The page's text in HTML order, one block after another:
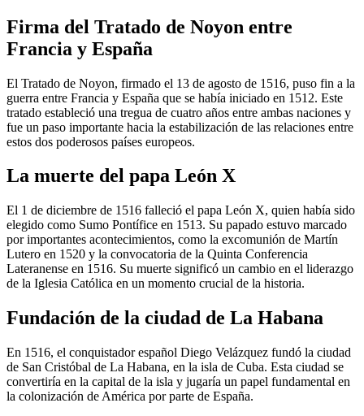
Firma del Tratado de Noyon entre
Francia y España
El Tratado de Noyon, firmado el 13 de agosto de 1516, puso fin a la
guerra entre Francia y España que se había iniciado en 1512. Este
tratado estableció una tregua de cuatro años entre ambas naciones y
fue un paso importante hacia la estabilización de las relaciones entre
estos dos poderosos países europeos.
La muerte del papa León X
El 1 de diciembre de 1516 falleció el papa León X, quien había sido
elegido como Sumo Pontífice en 1513. Su papado estuvo marcado
por importantes acontecimientos, como la excomunión de Martín
Lutero en 1520 y la convocatoria de la Quinta Conferencia
Lateranense en 1516. Su muerte significó un cambio en el liderazgo
de la Iglesia Católica en un momento crucial de la historia.
Fundación de la ciudad de La Habana
En 1516, el conquistador español Diego Velázquez fundó la ciudad
de San Cristóbal de La Habana, en la isla de Cuba. Esta ciudad se
convertiría en la capital de la isla y jugaría un papel fundamental en
la colonización de América por parte de España.